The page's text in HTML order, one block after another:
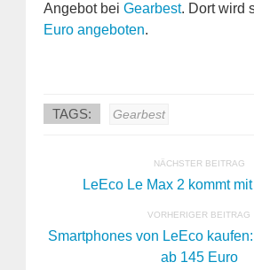
Angebot bei Gearbest. Dort wird
Euro angeboten.
TAGS: Gearbest
NÄCHSTER BEITRAG
LeEco Le Max 2 kommt
VORHERIGER BEITRAG
Smartphones von LeEco
ab 145 Euro